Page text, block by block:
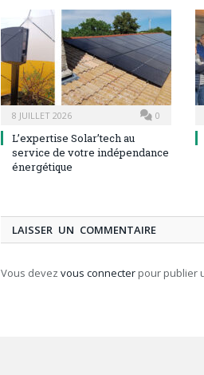
8 JUILLET 2026 0
L’expertise Solar’tech au
service de votre indépendance
énergétique
LAISSER UN COMMENTAIRE
Vous devez vous connecter pour publier